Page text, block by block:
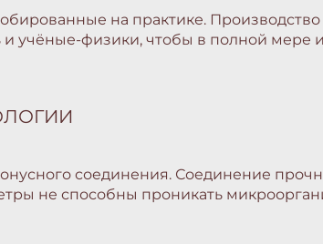
на практике. Производство
учёные-физики, чтобы в полной мере
соединения. Соединение
не способны проникать